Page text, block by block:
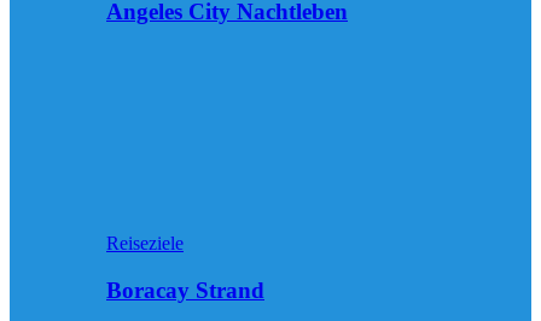
Angeles City Nachtleben
Reiseziele
Boracay Strand